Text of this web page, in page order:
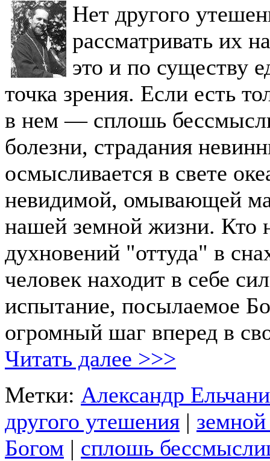
Нет другого
рассматривать их
это и по существу
точка зрения. Если есть
в нем — сплошь
болезни, страдания
осмысливается в свете
невидимой, омывающей
нашей земной жизни. Кто
духновений "оттуда" в
человек находит в себе
испытание, посылаемое
огромный шаг вперед в
Читать далее >>>
Метки: Александр
другого утешения |
Богом | сплошь